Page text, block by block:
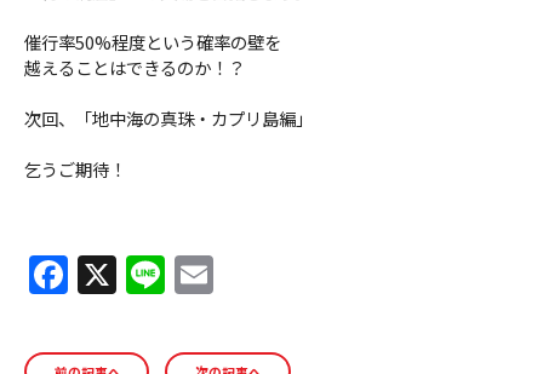
催行率50%程度という確率の壁を
越えることはできるのか！？
次回、「地中海の真珠・カプリ島編」
乞うご期待！
F
c
X Li
e ai